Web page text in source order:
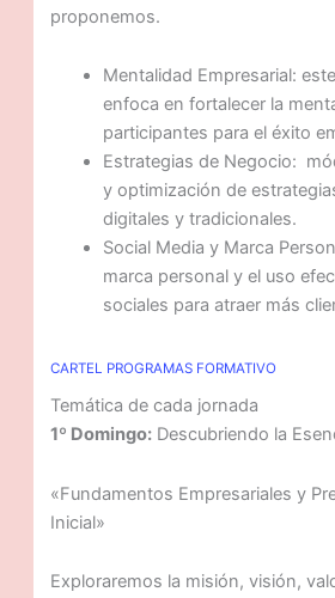
proponemos.
Mentalidad Empresarial:
enfoca en fortalecer la
participantes para el éxito
Estrategias de Negocio:
y optimización de
digitales y tradicionales.
Social Media y Marca
marca personal y el uso
sociales para atraer más
CARTEL PROGRAMAS FORMATIVO
Temática de cada jornada
1º Domingo: Descubriendo la
«Fundamentos Empresariales y
Inicial»
Exploraremos la misión, visión,